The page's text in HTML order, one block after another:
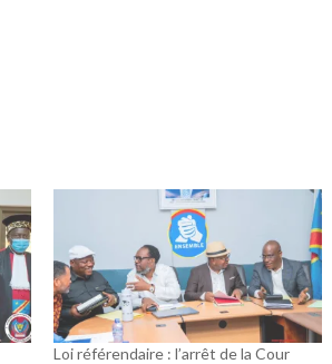
Loi référendaire : l’arrêt de la Cour